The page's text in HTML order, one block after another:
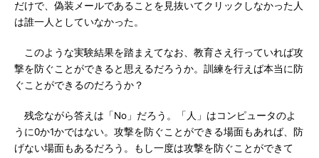
だけで、偽装メールであることを見抜いてクリックしなかった人
は誰一人としていなかった。
このような実験結果を踏まえてなお、教育さえ行っていれば攻
撃を防ぐことができると思えるだろうか。訓練を行えば本当に防
ぐことができるのだろうか？
残念ながら答えは「No」だろう。「人」はコンピュータのよ
うに0か1かではない。攻撃を防ぐことができる場面もあれば、防
げない場面もあるだろう。もし一度は攻撃を防ぐことができて